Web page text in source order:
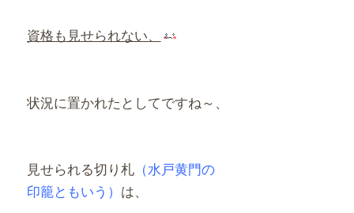
資格も見せられない、
状況に置かれたとしてですね～、
見せられる切り札（水戸黄門の
印籠ともいう） は、